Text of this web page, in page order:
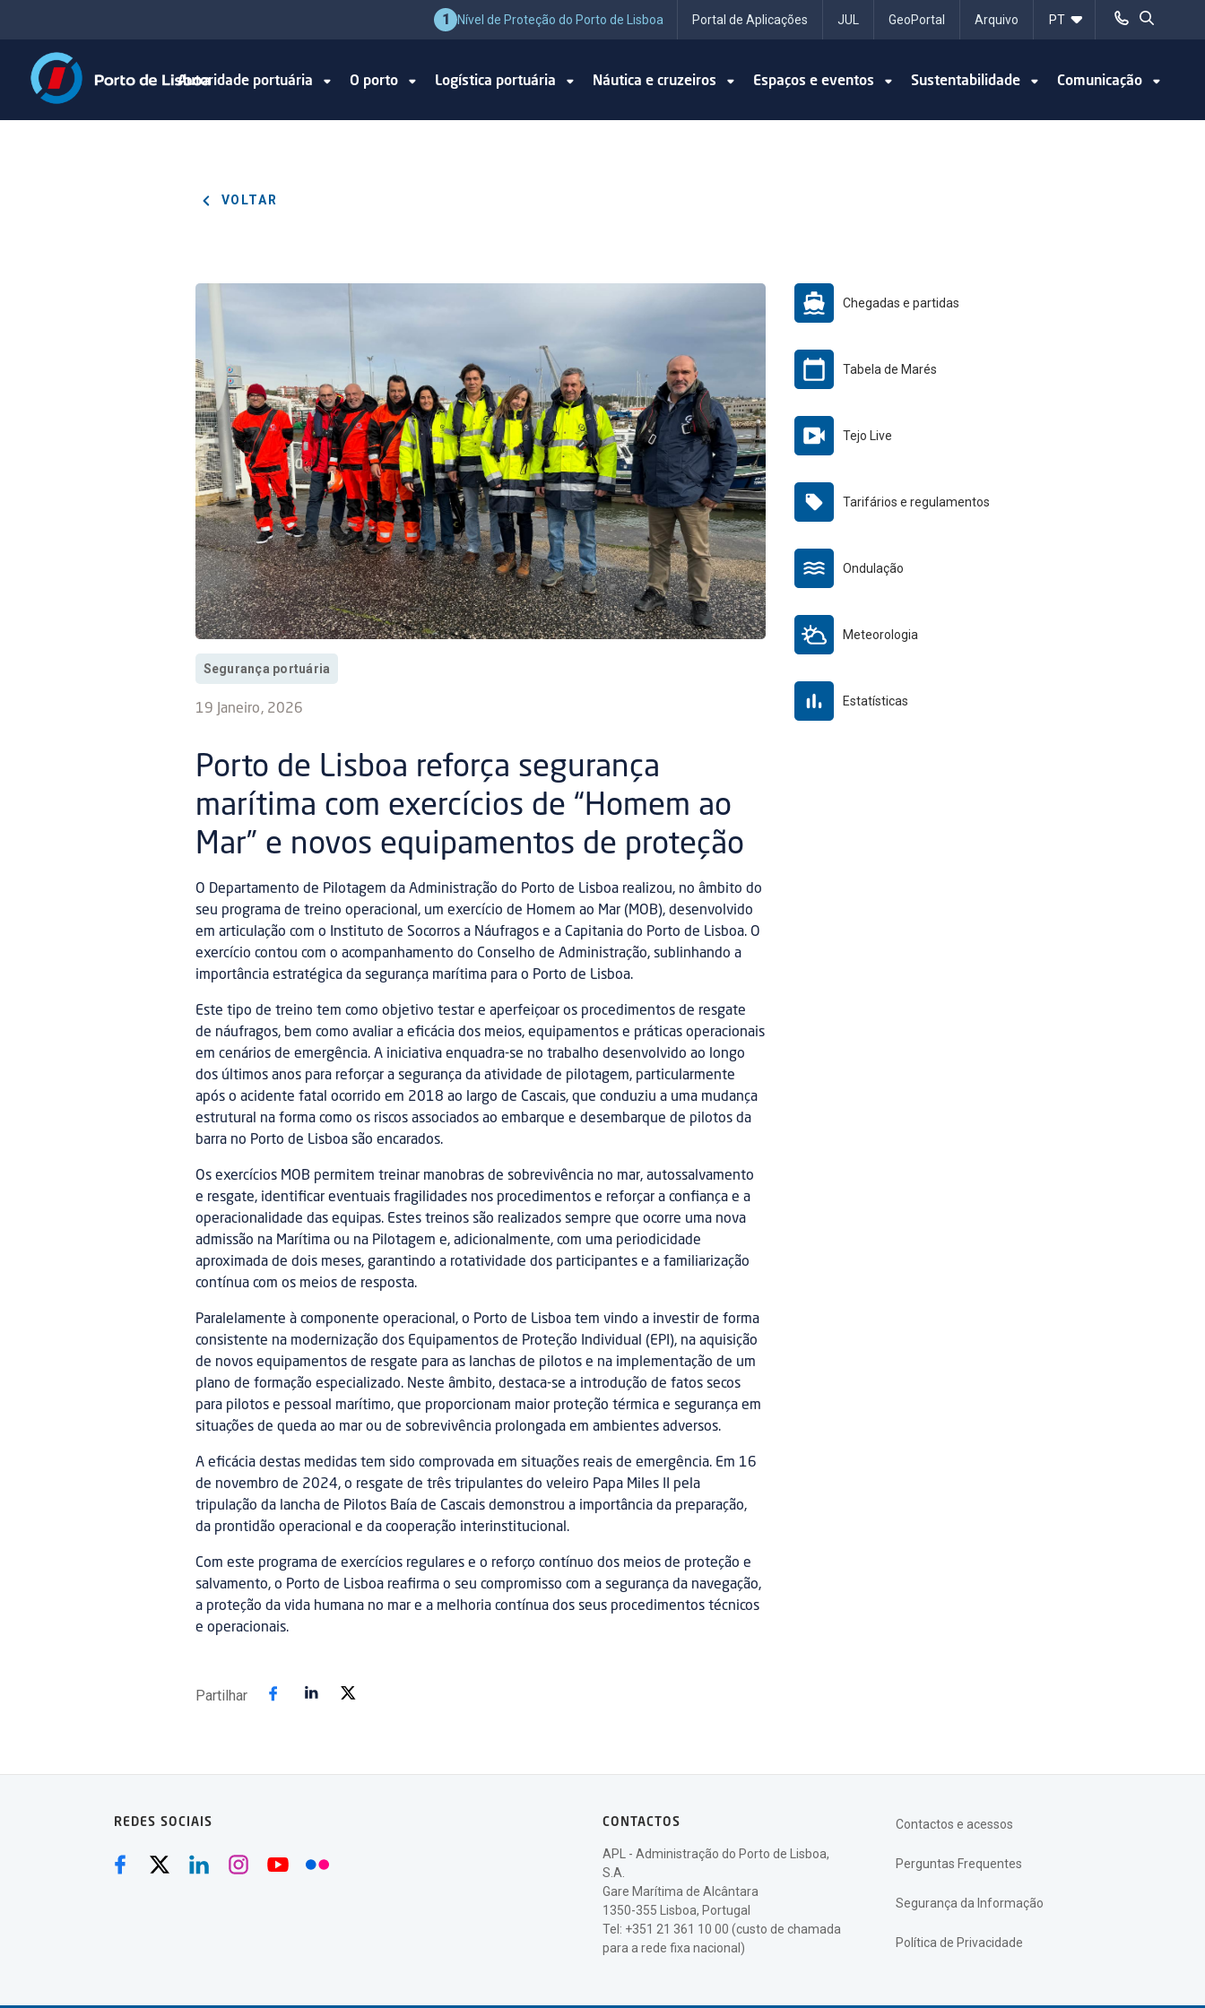
1 Nível de Proteção do Porto de Lisboa Portal de Aplicações JUL GeoPortal Arquivo
Autoridade portuária O porto Logística portuária Náutica e cruzeiros Espaços e eventos Sustentabilidade Comunicação
VOLTAR
Segurança portuária
19 Janeiro, 2026
Porto de Lisboa reforça segurança
marítima com exercícios de “Homem ao
Mar” e novos equipamentos de proteção
O Departamento de Pilotagem da Administração do Porto de Lisboa realizou, no âmbito do
seu programa de treino operacional, um exercício de Homem ao Mar (MOB), desenvolvido
em articulação com o Instituto de Socorros a Náufragos e a Capitania do Porto de Lisboa. O
exercício contou com o acompanhamento do Conselho de Administração, sublinhando a
importância estratégica da segurança marítima para o Porto de Lisboa.
Este tipo de treino tem como objetivo testar e aperfeiçoar os procedimentos de resgate
de náufragos, bem como avaliar a eficácia dos meios, equipamentos e práticas operacionais
em cenários de emergência. A iniciativa enquadra-se no trabalho desenvolvido ao longo
dos últimos anos para reforçar a segurança da atividade de pilotagem, particularmente
após o acidente fatal ocorrido em 2018 ao largo de Cascais, que conduziu a uma mudança
estrutural na forma como os riscos associados ao embarque e desembarque de pilotos da
barra no Porto de Lisboa são encarados.
Os exercícios MOB permitem treinar manobras de sobrevivência no mar, autossalvamento
e resgate, identificar eventuais fragilidades nos procedimentos e reforçar a confiança e a
operacionalidade das equipas. Estes treinos são realizados sempre que ocorre uma nova
admissão na Marítima ou na Pilotagem e, adicionalmente, com uma periodicidade
aproximada de dois meses, garantindo a rotatividade dos participantes e a familiarização
contínua com os meios de resposta.
Paralelamente à componente operacional, o Porto de Lisboa tem vindo a investir de forma
consistente na modernização dos Equipamentos de Proteção Individual (EPI), na aquisição
de novos equipamentos de resgate para as lanchas de pilotos e na implementação de um
plano de formação especializado. Neste âmbito, destaca-se a introdução de fatos secos
para pilotos e pessoal marítimo, que proporcionam maior proteção térmica e segurança em
situações de queda ao mar ou de sobrevivência prolongada em ambientes adversos.
A eficácia destas medidas tem sido comprovada em situações reais de emergência. Em 16
de novembro de 2024, o resgate de três tripulantes do veleiro Papa Miles II pela
tripulação da lancha de Pilotos Baía de Cascais demonstrou a importância da preparação,
da prontidão operacional e da cooperação interinstitucional.
Com este programa de exercícios regulares e o reforço contínuo dos meios de proteção e
salvamento, o Porto de Lisboa reafirma o seu compromisso com a segurança da navegação,
a proteção da vida humana no mar e a melhoria contínua dos seus procedimentos técnicos
e operacionais.
Partilhar
Chegadas e partidas
Tabela de Marés
Tejo Live
Tarifários e regulamentos
Ondulação
Meteorologia
Estatísticas
REDES SOCIAIS CONTACTOS
APL - Administração do Porto de Lisboa,
S.A.
Gare Marítima de Alcântara
1350-355 Lisboa, Portugal
Tel: +351 21 361 10 00 (custo de chamada
para a rede fixa nacional)
Contactos e acessos
Perguntas Frequentes
Segurança da Informação
Política de Privacidade